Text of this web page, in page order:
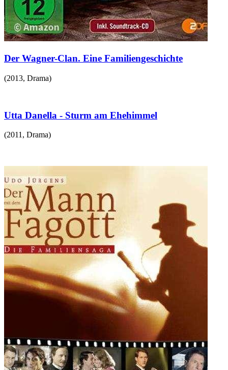
Der Wagner-Clan. Eine Familiengeschichte
(2013, Drama)
Utta Danella - Sturm am Ehehimmel
(2011 , Drama)